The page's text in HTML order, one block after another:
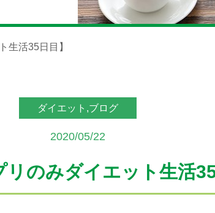
生活35日目】
ダイエット,ブログ
2020/05/22
リのみダイエット生活